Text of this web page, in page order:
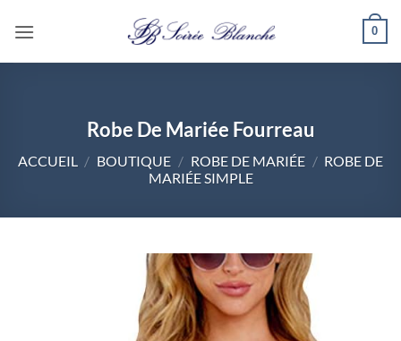
0
Robe De Mariée Fourreau
ACCUEIL / BOUTIQUE / ROBE DE MARIÉE / ROBE DE
MARIÉE SIMPLE